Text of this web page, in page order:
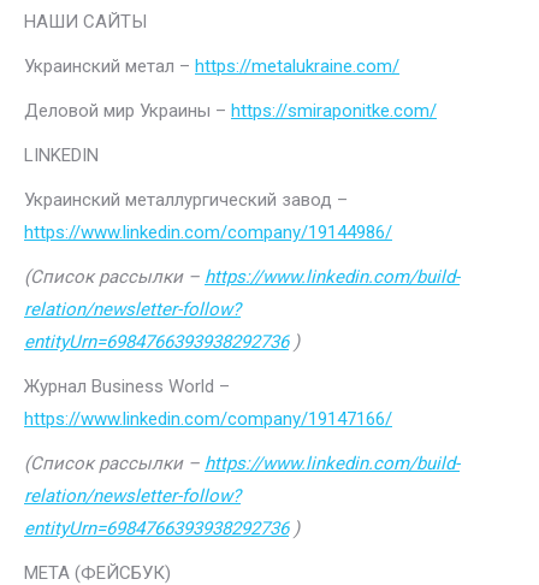
НАШИ САЙТЫ
Украинский метал – https://metalukraine.com/
Деловой мир Украины – https://smiraponitke.com/
LINKEDIN
Украинский металлургический завод –
https://www.linkedin.com/company/19144986/
(Список рассылки – https://www.linkedin.com/build-
relation/newsletter-follow?
entityUrn=6984766393938292736)
Журнал Business World –
https://www.linkedin.com/company/19147166/
(Список рассылки – https://www.linkedin.com/build-
relation/newsletter-follow?
entityUrn=6984766393938292736)
МЕТА (ФЕЙСБУК)